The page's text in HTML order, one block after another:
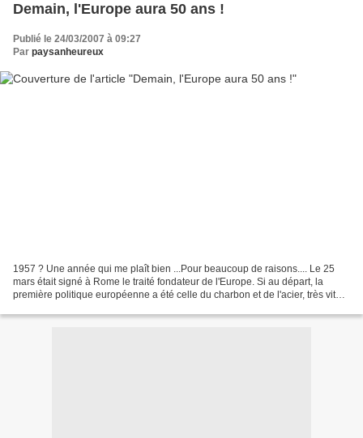
Demain, l'Europe aura 50 ans !
Publié le 24/03/2007 à 09:27
Par paysanheureux
1957 ? Une année qui me plaît bien ...Pour beaucoup de raisons.... Le 25
mars était signé à Rome le traité fondateur de l'Europe. Si au départ, la
première politique européenne a été celle du charbon et de l'acier, très vite